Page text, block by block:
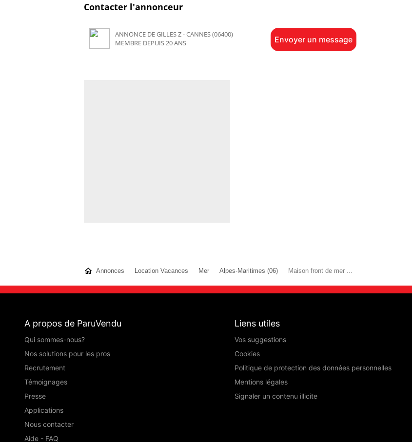
Contacter l'annonceur
ANNONCE DE GILLES Z - CANNES (06400)
MEMBRE DEPUIS 20 ANS
Envoyer un message
Annonces Location Vacances Mer Alpes-Maritimes (06) Maison front de mer ...
A propos de ParuVendu
Qui sommes-nous?
Nos solutions pour les pros
Recrutement
Témoignages
Presse
Applications
Nous contacter
Aide - FAQ
Liens utiles
Vos suggestions
Cookies
Politique de protection des données personnelles
Mentions légales
Signaler un contenu illicite